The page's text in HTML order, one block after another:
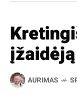
AURIMAS